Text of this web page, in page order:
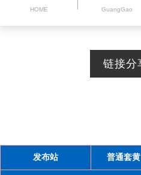
HOME GuangGao
发布站 普通套黄